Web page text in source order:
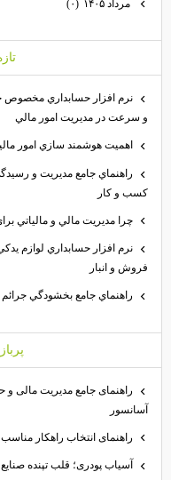
مرداد ۱۴۰۵ (۰)
نرم افزار حسابداري مخصوص
و سرعت در مديريت امور مالي
اهميت هوشمند سازي امور
راهنماي جامع مديريت و
كسب و كار
چرا مديريت مالي و مالياتي
نرم افزار حسابداري لوازم
فروش و انبار
راهنماي جامع بخشودگي جرائم
راهنمای جامع مدیریت مالی و
آسانسور
راهنمای انتخاب راهکار
آسیاب پودری؛ قلب تپنده صنایع